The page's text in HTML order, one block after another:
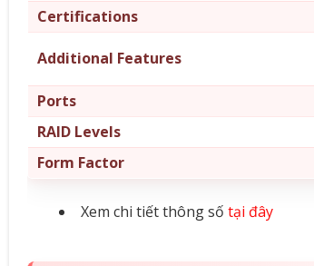
Certifications
Additional Features
Ports
RAID Levels
Form Factor
Xem chi tiết thông sốtại đây